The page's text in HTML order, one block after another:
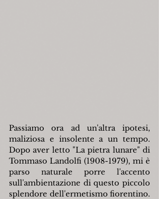
Passiamo ora ad un'altra ipotesi,
maliziosa e insolente a un tempo.
Dopo aver letto "La pietra lunare" di
Tommaso Landolfi (1908-1979), mi è
parso naturale porre l'accento
sull'ambientazione di questo piccolo
splendore dell'ermetismo fiorentino.